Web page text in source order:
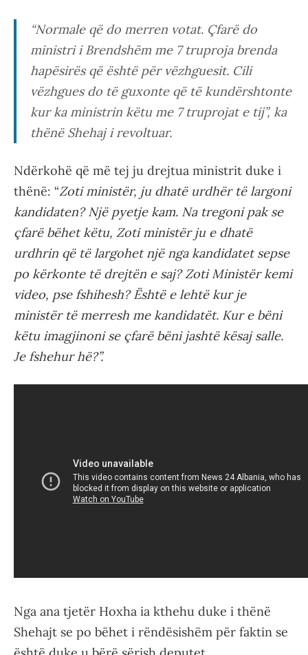
“Normale që do merren votat. Çfarë do
ministri i Brendshëm me 7 truproja brenda
hapësirës që është për vëzhguesit. Cili
vëzhgues do të guxonte që të kundërshtonte
kur ka ministrin këtu me 7 truprojat e tij”, ka
thënë Shehaj i revoltuar.
Ndërkohë që më tej ju drejtua ministrit duke i
thënë: “Zoti ministër, ju dhatë urdhër të largoni
kandidaten? Një pyetje kam. Na tregoni pak se
çfarë bëhet këtu, Zoti ministër ju e dhatë
urdhrin që të largohet një nga kandidatet sepse
po kërkonte të drejtën e saj? Zoti Ministër kemi
video, pse fshihesh? Është e lehtë kur je
ministër të merresh me kandidatët. Kur e bëni
këtu imagjinoni se çfarë bëni jashtë kësaj salle.
Je fshehur hë?”.
Nga ana tjetër Hoxha ia kthehu duke i thënë
Shehajt se po bëhet i rëndësishëm për faktin se